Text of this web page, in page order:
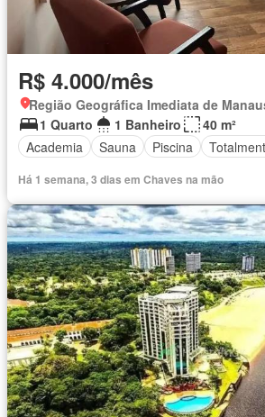
R$ 4.000/mês
Região Geográfica Imediata de
1 Quarto
1 Banheiro
40 m²
Academia
Sauna Piscina
Há 1 semana, 3 dias em Chaves na mão